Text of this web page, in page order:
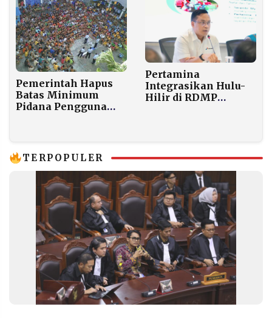
Pemerintah Hapus
Batas Minimum
Pidana Pengguna
Pertamina
Integrasikan Hulu-
Hilir di RDMP
TERPOPULER